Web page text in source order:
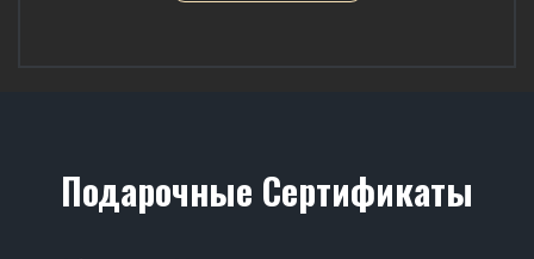
Подарочные Сертификаты